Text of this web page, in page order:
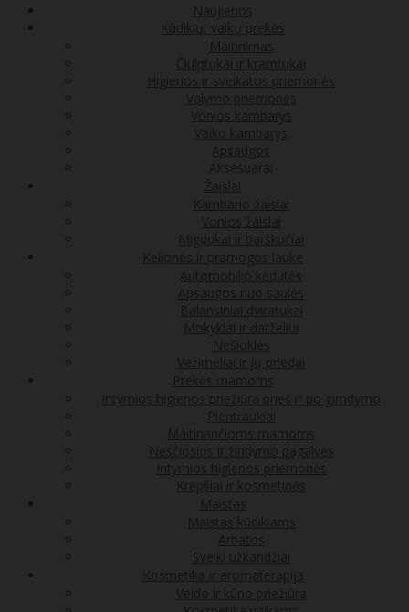
Naujienos
Kūdikių, vaikų prekės
Maitinimas
Čiulptukai ir kramtukai
Higienos ir sveikatos priemonės
Valymo priemonės
Vonios kambarys
Vaiko kambarys
Apsaugos
Aksesuarai
Žaislai
Kambario žaislai
Vonios žaislai
Migdukai ir barškučiai
Kelionės ir pramogos lauke
Automobilio kėdutės
Apsaugos nuo saulės
Balansiniai dviratukai
Mokyklai ir darželiui
Nešioklės
Vežimėliai ir jų priedai
Prekės mamoms
Intymios higienos priežiūra prieš ir po gimdymo
Pientraukiai
Maitinančioms mamoms
Nėščiosios ir žindymo pagalvės
Intymios higienos priemonės
Krepšiai ir kosmetinės
Maistas
Maistas kūdikiams
Arbatos
Sveiki užkandžiai
Kosmetika ir aromaterapija
Veido ir kūno priežiūra